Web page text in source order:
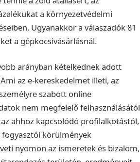
a környezetvédelmi
Ugyanakkor a válaszadók 81
a gépkocsivásárlásnál.
arányban kételkednek adott
Ami az e-kereskedelmet illeti, az
szabott online
nem megfelelő felhasználásától
ahhoz kapcsolódó profilalkotástól,
fogyasztói körülmények
nyomon az ismeretek és bizalom,